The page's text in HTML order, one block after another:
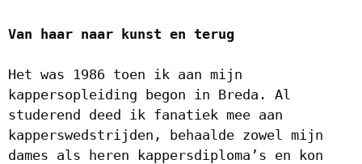
Van haar naar kunst en terug
Het was 1986 toen ik aan mijn
kappersopleiding begon in Breda. Al
studerend deed ik fanatiek mee aan
kapperswedstrijden, behaalde zowel mijn
dames als heren kappersdiploma’s en kon